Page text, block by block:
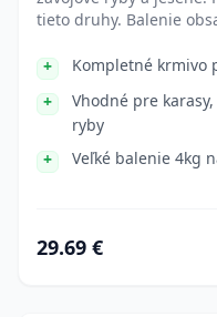
tieto druhy. Balenie
Kompletné krmivo
Vhodné pre
ryby
Veľké balenie 4kg
29.69 €